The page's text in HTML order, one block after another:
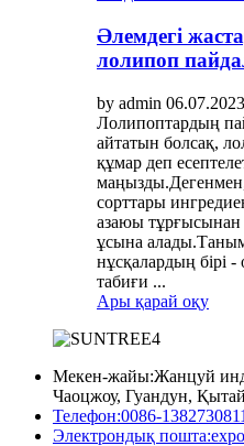
Әлемдегі
лолипоп
by admin
Лолипоптардың
айтатын болсақ,
құмар деп
сорттары
азаюы
ұсына
нұсқалардың бірі
табиғи ...
Ары қарай оқу
Мекен-жайы:Жанцуй
Чаоцжоу, Гуандун, Қытай
Телефон:0086-
Электрондық пошта: